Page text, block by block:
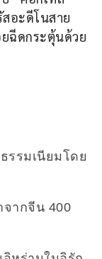
อะดีโนสาย
ฉีดกระตุ้นด้วย
รรมเนียมโดย
ากจีน 400